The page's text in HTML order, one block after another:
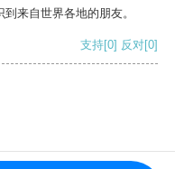
来自世界各地的朋友。
支持[0] 反对[0]